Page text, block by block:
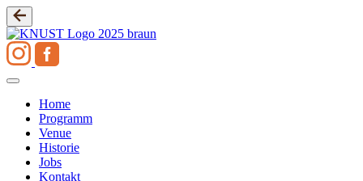
Zum
Inhalt
springen
Home
Programm
Venue
Historie
Jobs
Kontakt